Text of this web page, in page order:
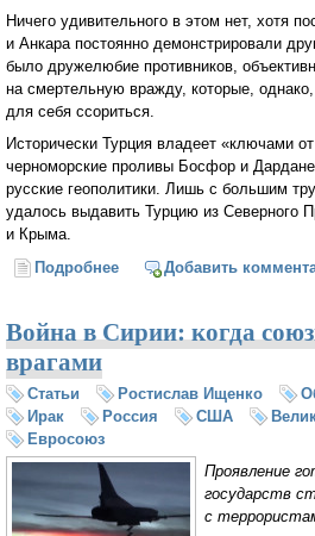
Ничего удивительного в этом нет, хотя
и Анкара постоянно демонстрировали
было дружелюбие противников,
на смертельную вражду, которые,
для себя ссориться.
Исторически Турция владеет «ключами
черноморские проливы Босфор и
русские геополитики. Лишь с большим
удалось выдавить Турцию из Северного
и Крыма.
Подробнее о Турция спряталась
Добавить
Война в Сирии: когда
врагами
Статьи Ростислав Ищенко
Ирак
Россия США
Евросоюз
Проявление
государств
с